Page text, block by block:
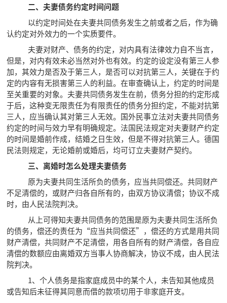
二、夫妻债务约定时间问题
以约定时间处在夫妻共同债务发生之前或者之后，作为确
认约定对外效力的一个实质要件。
夫妻对财产、债务的约定，对内具有法律效力自不当言，
但是，对内有效未必当然对外也有效。约定的设定没有第三人参
加，其效力是否及于第三人，是否可以对抗第三人，关键在于约
定的内容有无损害第三人的利益。在审查确认上，约定的时间是
至关重要的对象。夫妻共同债务发生在前，债务分担的约定形成
于后，这种变无限责任为有限责任的债务分担约定，不能对抗第
三人，应当确认其对第三人无效。国外民事立法对夫妻共同债务
约定的时间与效力早有明确规定。法国民法规定对夫妻财产约定
的时间是婚前作成，结婚之日生效，但是不得对抗第三人。德国
民法则规定，无论婚前或婚后，均可订立夫妻财产契约。
三、离婚时怎么处理夫妻债务
原为夫妻共同生活所负的债务，应当共同偿还。共同财产
不足清偿的，或财产归各自所有的，由双方协议清偿；协议不成
时，由人民法院判决。
从上可得知夫妻共同债务的范围是原为夫妻共同生活所负
的债务，偿还的责任为“应当共同偿还”，偿还的方式是用共同
财产清偿，共同财产不足清偿，用各自所有的财产清偿，各自应
清偿的数额应由离婚双方当事人协商解决，协议不成，由人民法
院判决。
1、个人债务是指家庭成员中的某个人，未告知其他成员
或告知后未征得其同意而借的款项切用于非家庭开支。